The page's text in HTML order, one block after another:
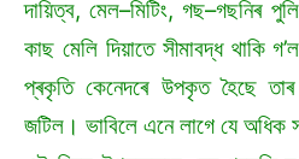
দায়িত্ব, মেল–মিটিং, গছ–গছনিৰ
কাছ মেলি দিয়াতে সীমাবদ্ধ থাকি
প্ৰকৃতি কেনেদৰে উপকৃত হৈছে তাৰ
জটিল। ভাবিলে এনে লাগে যে অধিক